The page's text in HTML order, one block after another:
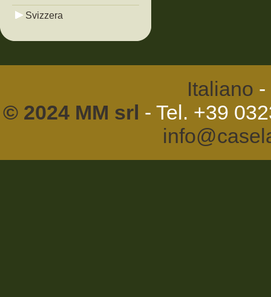
Svizzera
Italiano -
© 2024 MM srl - Tel. +39